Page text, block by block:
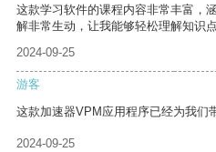
这款学习软件的课程内容非常丰富，
解非常生动，让我能够轻松理解知识点
2024-09-25
游客
这款加速器VPM应用程序已经为我们
2024-09-25